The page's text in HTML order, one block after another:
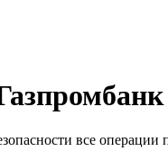
все операции